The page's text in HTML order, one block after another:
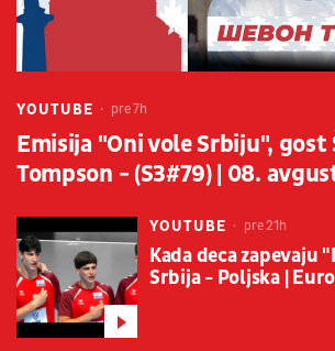
YOUTUBE pre 7h
Emisija "Oni vole Srbiju", gost
Tompson - (S3#79) | 08.
YOUTUBE pre 21h
Kada deca zapevaju
Srbija - Poljska |